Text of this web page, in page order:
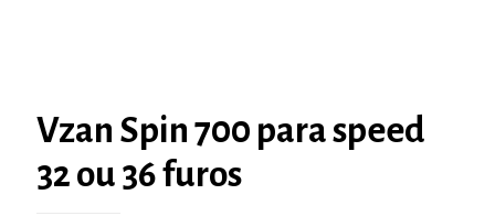
Vzan Spin 700 para speed
32 ou 36 furos